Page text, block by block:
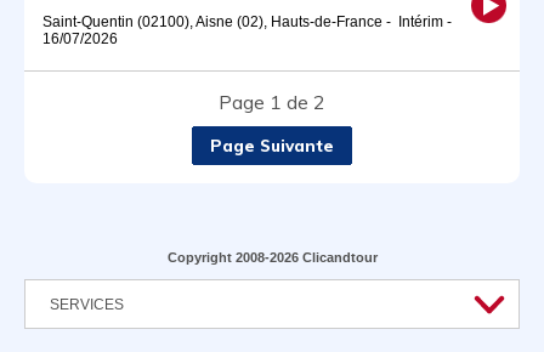
Saint-Quentin (02100), Aisne (02), Hauts-de-France - Intérim -
16/07/2026
Page 1 de 2
Page Suivante
Copyright 2008-2026 Clicandtour
SERVICES